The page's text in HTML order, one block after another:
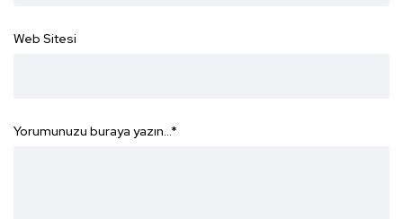
Web Sitesi
Yorumunuzu buraya yazın...*